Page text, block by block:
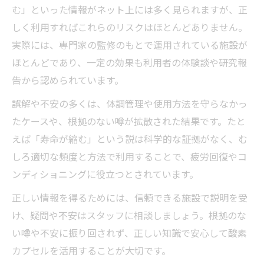
む」といった情報がネット上には多く見られますが、正
しく利用すればこれらのリスクはほとんどありません。
実際には、専門家の監修のもとで運用されている施設が
ほとんどであり、一定の効果も利用者の体験談や研究報
告から認められています。
誤解や不安の多くは、体調管理や使用方法を守らなかっ
たケースや、根拠のない噂が拡散された結果です。たと
えば「寿命が縮む」という説は科学的な証拠がなく、む
しろ適切な頻度と方法で利用することで、疲労回復やコ
ンディショニングに役立つとされています。
正しい情報を得るためには、信頼できる施設で説明を受
け、疑問や不安はスタッフに相談しましょう。根拠のな
い噂や不安に振り回されず、正しい知識で安心して酸素
カプセルを活用することが大切です。